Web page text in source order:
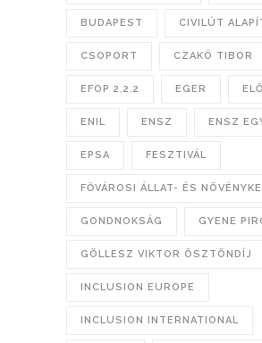
BUDAPEST CIVILÚT
CSOPORT CZAKÓ TIBOR
EFOP 2.2.2 EGER
ENIL ENSZ ENSZ
EPSA FESZTIVÁL
FŐVÁROSI ÁLLAT- ÉS
GONDNOKSÁG GYENE
GÖLLESZ VIKTOR ÖSZTÖNDÍJ
INCLUSION EUROPE
INCLUSION INTERNATIONAL